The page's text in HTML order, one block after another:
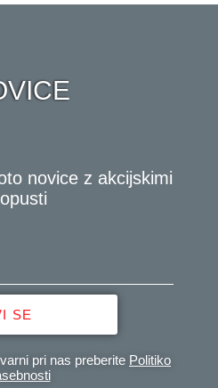
novice z akcijskimi
SE
pri nas preberite Politiko